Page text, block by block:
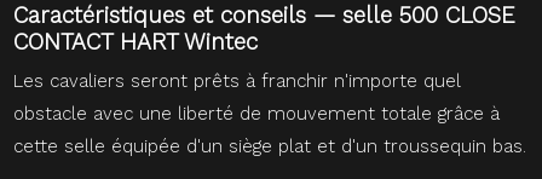
Caractéristiques et conseils — selle 500 CLOSE
CONTACT HART Wintec
Les cavaliers seront prêts à franchir n'importe quel
obstacle avec une liberté de mouvement totale grâce à
cette selle équipée d'un siège plat et d'un troussequin bas.